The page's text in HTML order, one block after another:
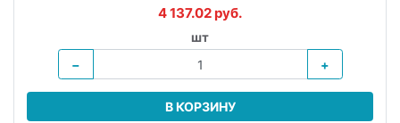
4 137.02 руб.
шт
−
+
В КОРЗИНУ